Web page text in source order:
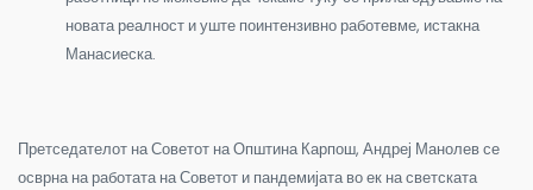
новата реалност и уште поинтензивно работевме, истакна
Манасиеска.
Претседателот на Советот на Општина Карпош, Андреј Манолев се
осврна на работата на Советот и пандемијата во ек на светската